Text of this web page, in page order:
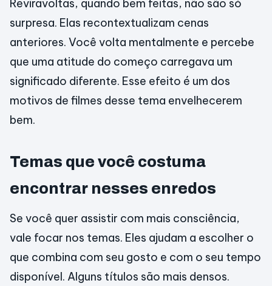
Reviravoltas, quando bem feitas, não são só
surpresa. Elas recontextualizam cenas
anteriores. Você volta mentalmente e percebe
que uma atitude do começo carregava um
significado diferente. Esse efeito é um dos
motivos de filmes desse tema envelhecerem
bem.
Temas que você costuma
encontrar nesses enredos
Se você quer assistir com mais consciência,
vale focar nos temas. Eles ajudam a escolher o
que combina com seu gosto e com o seu tempo
disponível. Alguns títulos são mais densos.